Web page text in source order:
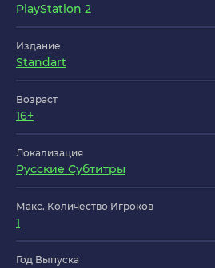
PlayStation 2
Издание
Standart
Возраст
16+
Локализация
Русские Субтитры
Макс. Количество Игроков
1
Год Выпуска